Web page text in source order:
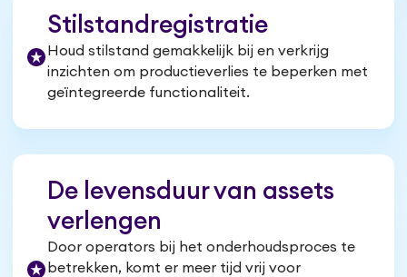
Stilstandregistratie
Houd stilstand gemakkelijk bij en verkrijg
inzichten om productieverlies te beperken met
geïntegreerde functionaliteit.
De levensduur van assets
verlengen
Door operators bij het onderhoudsproces te
betrekken, komt er meer tijd vrij voor